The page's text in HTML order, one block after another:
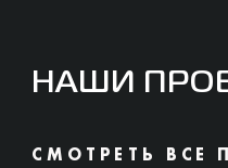
НАШИ
СМОТРЕТЬ ВСЕ